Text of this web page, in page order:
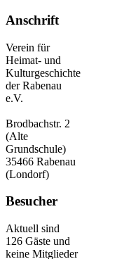
Anschrift
Verein für
Heimat- und
Kulturgeschichte
der Rabenau
e.V.
Brodbachstr. 2
(Alte
Grundschule)
35466 Rabenau
(Londorf)
Besucher
Aktuell sind
126 Gäste und
keine Mitglieder